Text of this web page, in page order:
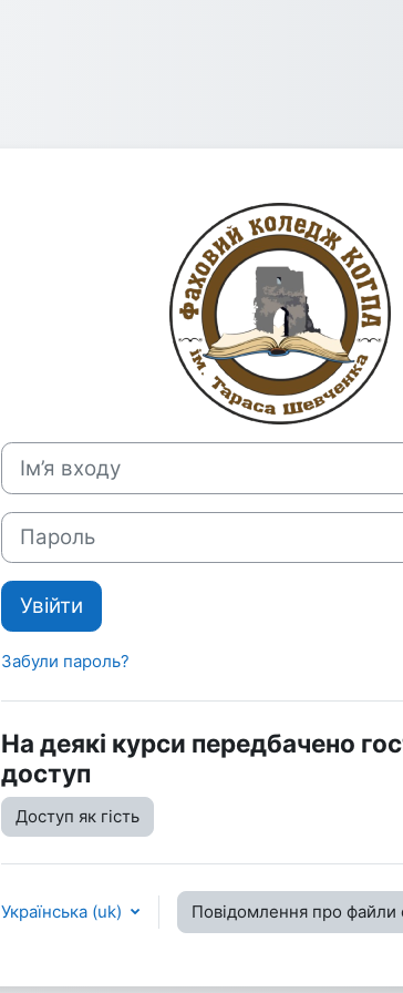
Ім’я входу
Пароль
Увійти
Забули пароль?
На деякі курси передбачено
доступ
Доступ як гість
Українська ‎(uk)‎ Повідомлення про файли